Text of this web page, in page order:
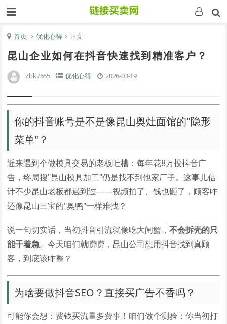
首页 优化心得 正文
昆山企业如何在抖音快速找到精准客户？
Zbk7655 优化心得 2026-03-19
你的抖音账号是不是像昆山奥灶面馆的"隐形
菜单"？
近来遇到个做模具交易的老板吐槽：每年花8万投抖音广
告，终局搜"昆山模具加工"仍是找不到他家厂子。这事儿估
计不少昆山老板都遇到过——视频拍了、钱也砸了，顾客咋
还像昆山三宝的"奥鸭"一样难找？
说一句切实话，当初抖音引流就像吃大闸蟹，不会拆壳的只
能干着急。今天咱们就唠唠，昆山公司想用抖音找到真顾
客，到底该咋整？
为啥要做抖音SEO？直接买广告不香吗？
可能你会想：费钱买流量多费事！咱们做个测验：你当初打